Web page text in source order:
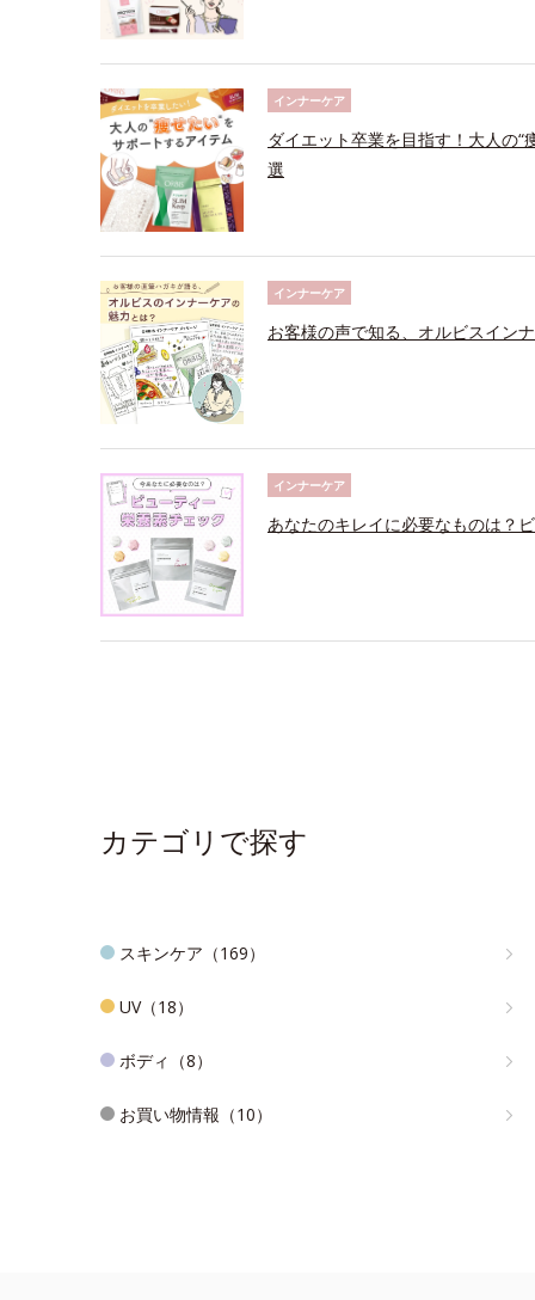
インナーケア
ダイエット卒業を目指す！大人の
選
インナーケア
お客様の声で知る、オルビスイン
インナーケア
あなたのキレイに必要なものは？
カテゴリで探す
スキンケア（169）
UV（18）
ボディ（8）
お買い物情報（10）